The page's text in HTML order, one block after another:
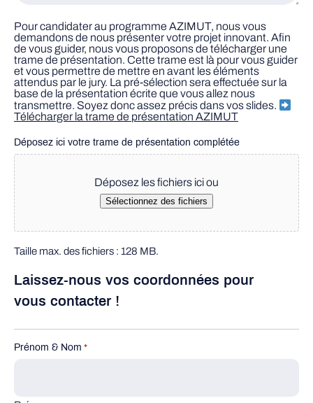
Pour candidater au programme AZIMUT, nous vous
demandons de nous présenter votre projet innovant. Afin
de vous guider, nous vous proposons de télécharger une
trame de présentation. Cette trame est là pour vous guider
et vous permettre de mettre en avant les éléments
attendus par le jury. La pré-sélection sera effectuée sur la
base de la présentation écrite que vous allez nous
transmettre. Soyez donc assez précis dans vos slides.
Télécharger la trame de présentation AZIMUT
Déposez ici votre trame de présentation complétée
Déposez les fichiers ici ou
Sélectionnez des fichiers
Taille max. des fichiers : 128 MB.
Laissez-nous vos coordonnées pour
vous contacter !
Prénom & Nom *